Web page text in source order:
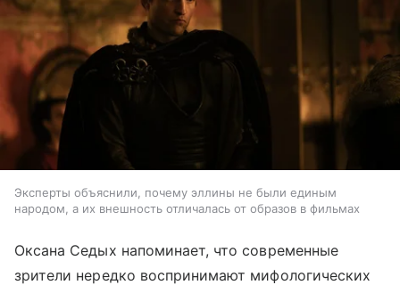
Эксперты объяснили, почему эллины не были единым
народом, а их внешность отличалась от образов в фильмах
Оксана Седых напоминает, что современные
зрители нередко воспринимают мифологических